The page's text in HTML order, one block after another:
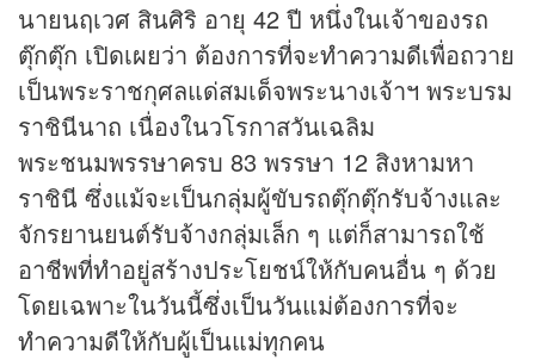
นายนฤเวศ สินศิริ อายุ 42 ปี หนึ่งในเจ้าของรถ
ตุ๊กตุ๊ก เปิดเผยว่า ต้องการที่จะทำความดีเพื่อถวาย
เป็นพระราชกุศลแด่สมเด็จพระนางเจ้าฯ พระบรม
ราชินีนาถ เนื่องในวโรกาสวันเฉลิม
พระชนมพรรษาครบ 83 พรรษา 12 สิงหามหา
ราชินี ซึ่งแม้จะเป็นกลุ่มผู้ขับรถตุ๊กตุ๊กรับจ้างและ
จักรยานยนต์รับจ้างกลุ่มเล็ก ๆ แต่ก็สามารถใช้
อาชีพที่ทำอยู่สร้างประโยชน์ให้กับคนอื่น ๆ ด้วย
โดยเฉพาะในวันนี้ซึ่งเป็นวันแม่ต้องการที่จะ
ทำความดีให้กับผู้เป็นแม่ทุกคน